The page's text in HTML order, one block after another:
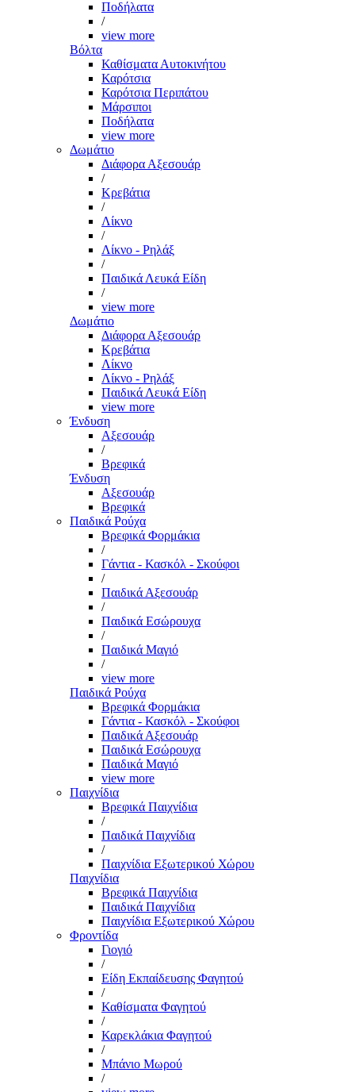
Ποδήλατα
/
view more
Βόλτα
Καθίσματα Αυτοκινήτου
Καρότσια
Καρότσια Περιπάτου
Μάρσιποι
Ποδήλατα
view more
Δωμάτιο
Διάφορα Αξεσουάρ
/
Κρεβάτια
/
Λίκνο
/
Λίκνο - Ρηλάξ
/
Παιδικά Λευκά Είδη
/
view more
Δωμάτιο
Διάφορα Αξεσουάρ
Κρεβάτια
Λίκνο
Λίκνο - Ρηλάξ
Παιδικά Λευκά Είδη
view more
Ένδυση
Αξεσουάρ
/
Βρεφικά
Ένδυση
Αξεσουάρ
Βρεφικά
Παιδικά Ρούχα
Βρεφικά Φορμάκια
/
Γάντια - Κασκόλ - Σκούφοι
/
Παιδικά Αξεσουάρ
/
Παιδικά Εσώρουχα
/
Παιδικά Μαγιό
/
view more
Παιδικά Ρούχα
Βρεφικά Φορμάκια
Γάντια - Κασκόλ - Σκούφοι
Παιδικά Αξεσουάρ
Παιδικά Εσώρουχα
Παιδικά Μαγιό
view more
Παιχνίδια
Βρεφικά Παιχνίδια
/
Παιδικά Παιχνίδια
/
Παιχνίδια Εξωτερικού Χώρου
Παιχνίδια
Βρεφικά Παιχνίδια
Παιδικά Παιχνίδια
Παιχνίδια Εξωτερικού Χώρου
Φροντίδα
Γιογιό
/
Είδη Εκπαίδευσης Φαγητού
/
Καθίσματα Φαγητού
/
Καρεκλάκια Φαγητού
/
Μπάνιο Μωρού
/